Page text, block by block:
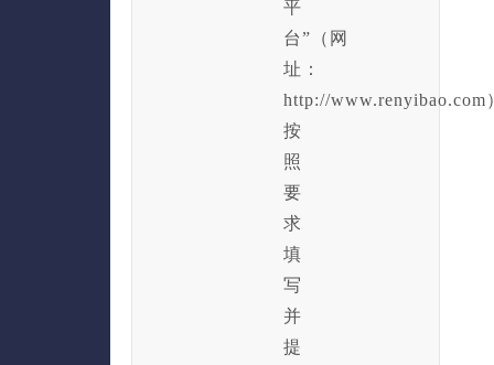
平
台”（网
址：
http://www.renyibao.com
按
照
要
求
填
写
并
提